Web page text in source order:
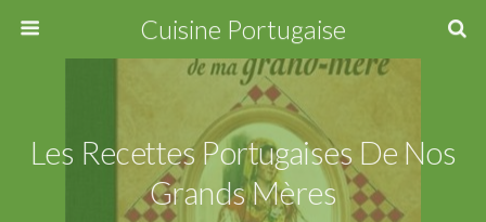
Cuisine Portugaise
Les Recettes Portugaises De Nos
Grands Mères